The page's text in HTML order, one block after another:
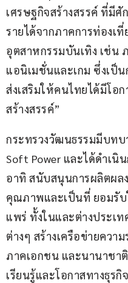
เศรษฐกิจสร้างสรรค์ ที่มีศั
รายได้จากภาคการท่องเ
อุตสาหกรรมบันเทิง เช่น
แอนิเมชั่นและเกม ซึ่งเป็น
ส่งเสริมให้คนไทยได้มีโอ
สร้างสรรค์”
กระทรวงวัฒนธรรมมีบท
Soft Power และได้ดำเนิ
อาทิ สนับสนุนการผลิตผล
คุณภาพและเป็นที่ ยอมรับ
แพร่ ทั้งในและต่างประเ
ต่างๆ สร้างเครือข่ายคว
ภาคเอกชน และนานาชา
เรียนรู้และโอกาสทางธุร